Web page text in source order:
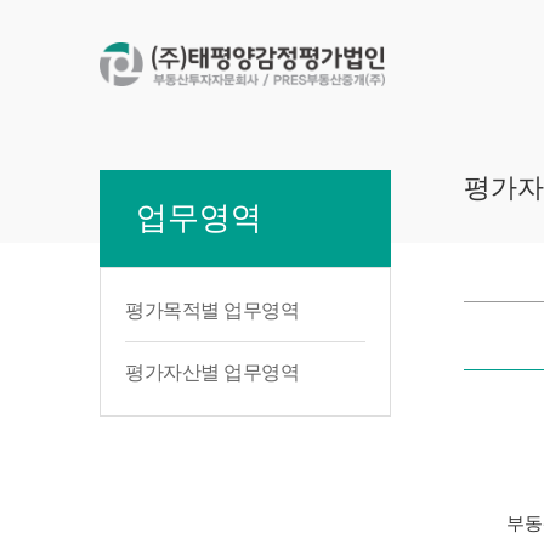
업무영역
평가목적별 업무영역
평가자산별 업무영역
평가
부